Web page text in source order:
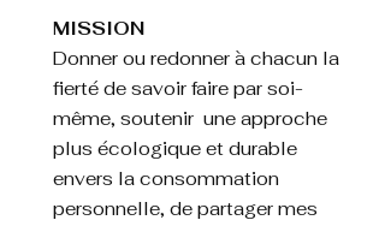
MISSION
Donner ou redonner à chacun la
fierté de savoir faire par soi-
même, soutenir une approche
plus écologique et durable
envers la consommation
personnelle, de partager mes